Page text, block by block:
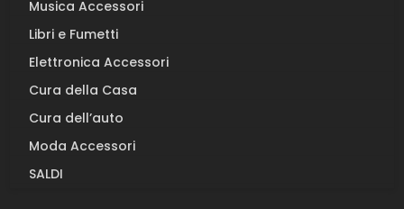
Musica Accessori
Libri e Fumetti
Elettronica Accessori
Cura della Casa
Cura dell’auto
Moda Accessori
SALDI